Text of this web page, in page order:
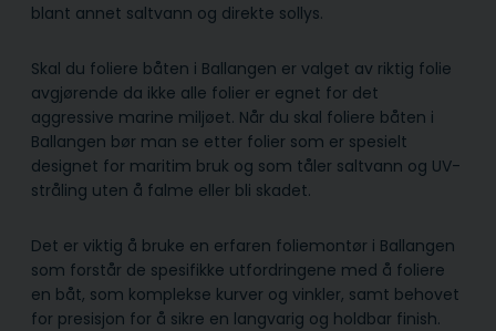
blant annet saltvann og direkte sollys.
Skal du foliere båten i Ballangen er valget av riktig folie
avgjørende da ikke alle folier er egnet for det
aggressive marine miljøet. Når du skal foliere båten i
Ballangen bør man se etter folier som er spesielt
designet for maritim bruk og som tåler saltvann og UV-
stråling uten å falme eller bli skadet.
Det er viktig å bruke en erfaren foliemontør i Ballangen
som forstår de spesifikke utfordringene med å foliere
en båt, som komplekse kurver og vinkler, samt behovet
for presisjon for å sikre en langvarig og holdbar finish.